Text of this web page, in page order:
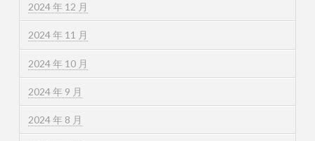
2024 年 12 月
2024 年 11 月
2024 年 10 月
2024 年 9 月
2024 年 8 月